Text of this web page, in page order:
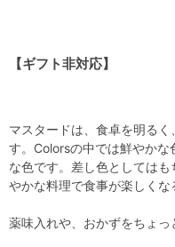
【ギフト非対応】
マスタードは、食卓を明る
す。Colorsの中では鮮やか
な色です。差し色としては
やかな料理で食事が楽しくな
薬味入れや、おかずをちょっ